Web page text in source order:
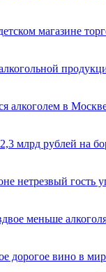
магазине
алкоголем в
млрд рублей на
нетрезвый гость
меньше
дорогое вино в